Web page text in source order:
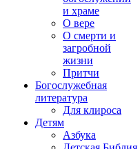
и храме
О вере
О смерти и
загробной
жизни
Притчи
Богослужебная
литература
Для клироса
Детям
Азбука